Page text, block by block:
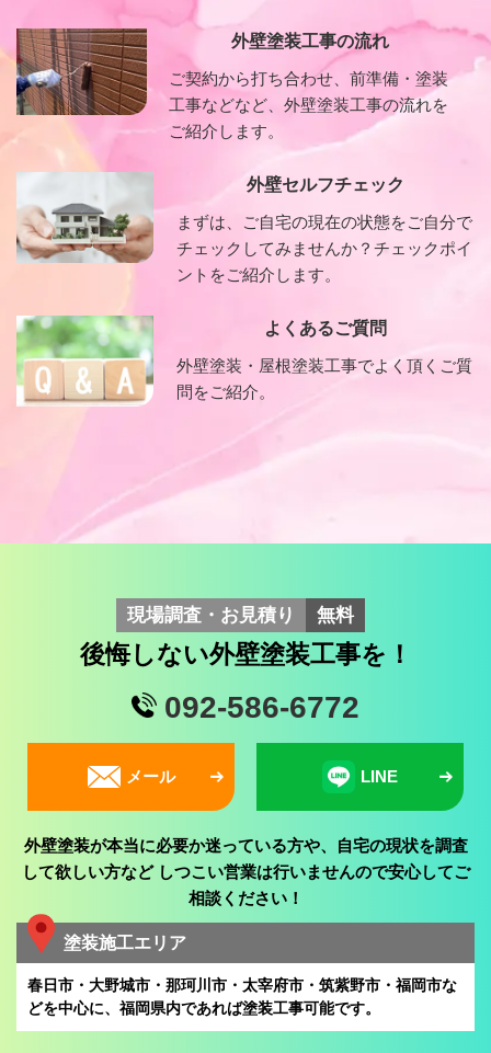
外壁塗装工事の流れ
ご契約から打ち合わせ、前準備・塗装
工事などなど、外壁塗装工事の流れを
ご紹介します。
外壁セルフチェック
まずは、ご自宅の現在の状態をご自分で
チェックしてみませんか？チェックポイ
ントをご紹介します。
よくあるご質問
外壁塗装・屋根塗装工事でよく頂くご質
問をご紹介。
現場調査・お見積り 無料
後悔しない外壁塗装工事を！
092-586-6772
メール LINE
外壁塗装が本当に必要か迷っている方や、自宅の現状を調査
して欲しい方などしつこい営業は行いませんので安心してご
相談ください！
塗装施工エリア
春日市・大野城市・那珂川市・太宰府市・筑紫野市・福岡市な
どを中心に、 福岡県内であれば塗装工事可能です。